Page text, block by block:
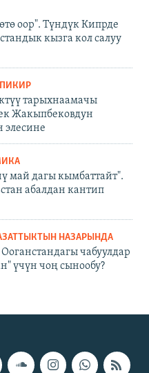
оор". Түндүк Кипрде
кызга кол салуу
тарыхнаамачы
Жакыпбековдун
май дагы кымбаттайт".
абалдан кантип
НАЗАРЫНДА
чабуулдар
үчүн чоң сынообу?